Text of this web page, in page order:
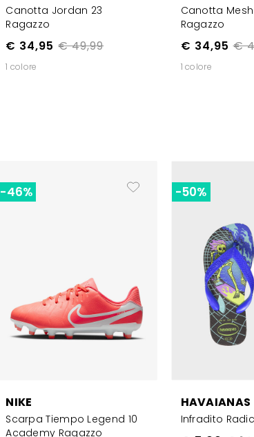
Canotta Jordan 23
Ragazzo
€ 49,99
€ 34,95
1 colore
Canotta
Ragazzo
€
€ 34,95
1 colore
NIKE
Scarpa Tiempo Legend 10
Academy Ragazzo
-46%
HAVAIANAS
Infradito
-50%